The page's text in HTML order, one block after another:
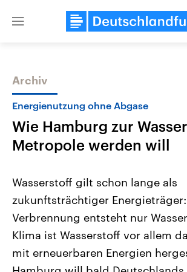
Close
Themen
Landtagswahl Sachsen-Anhalt
2026
Alle Informationen
Sachsen-Anhalt wählt am 6.
September 2026 einen neuen
Landtag. Seit 2021 wird das
Bundesland von einer Koalition aus
den
mit
Archiv
Energienutzung ohne Abgase
Wie Hamburg zur
Metropole werden will
Wasserstoff gilt schon lange als
zukunftsträchtiger
Verbrennung entsteht nur
Klima ist Wasserstoff vor allem
mit erneuerbaren Energien